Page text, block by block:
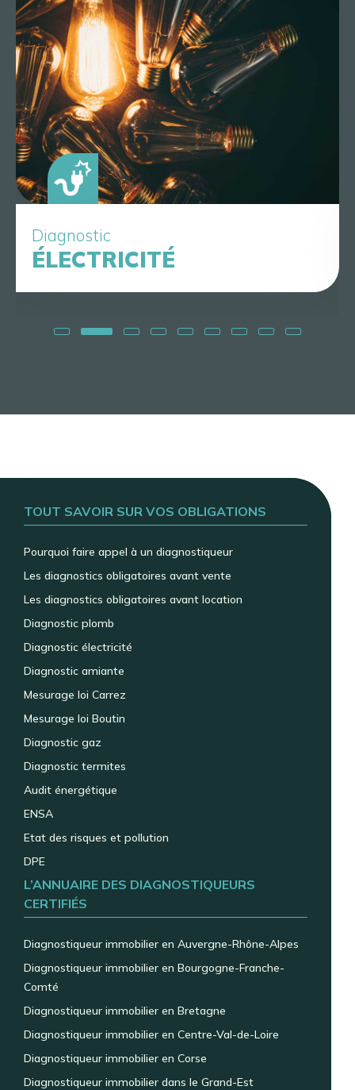
Diagnostic
ÉLECTRICITÉ
TOUT SAVOIR SUR VOS OBLIGATIONS
Pourquoi faire appel à un diagnostiqueur
Les diagnostics obligatoires avant vente
Les diagnostics obligatoires avant location
Diagnostic plomb
Diagnostic électricité
Diagnostic amiante
Mesurage loi Carrez
Mesurage loi Boutin
Diagnostic gaz
Diagnostic termites
Audit énergétique
ENSA
Etat des risques et pollution
DPE
L’ANNUAIRE DES DIAGNOSTIQUEURS
CERTIFIÉS
Diagnostiqueur immobilier en Auvergne-Rhône-Alpes
Diagnostiqueur immobilier en Bourgogne-Franche-
Comté
Diagnostiqueur immobilier en Bretagne
Diagnostiqueur immobilier en Centre-Val-de-Loire
Diagnostiqueur immobilier en Corse
Diagnostiqueur immobilier dans le Grand-Est